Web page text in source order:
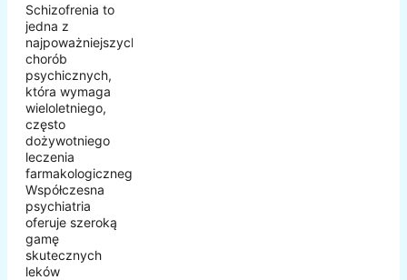
Schizofrenia to
jedna z
najpoważniejszych
chorób
psychicznych,
która wymaga
wieloletniego,
często
dożywotniego
leczenia
farmakologicznego.
Współczesna
psychiatria
oferuje szeroką
gamę
skutecznych
leków